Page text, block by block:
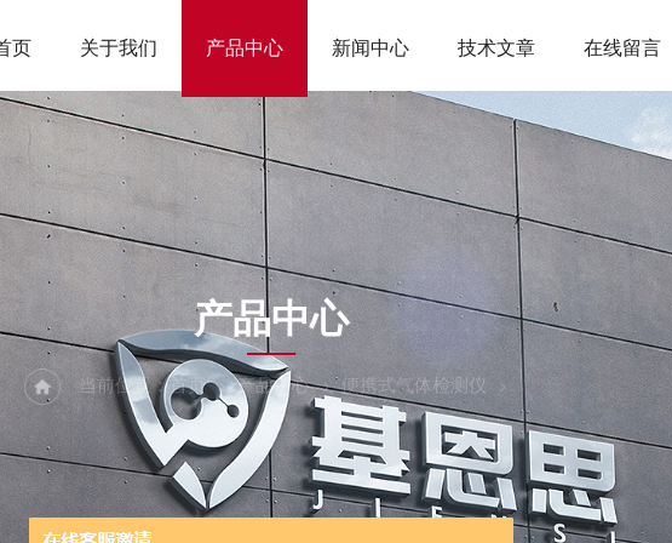
页 关于我们 产品中心 新闻中心 技术文章 在线留言
CENTER
产品中心
当前位置：首页 产品中心 便携式气体检测仪